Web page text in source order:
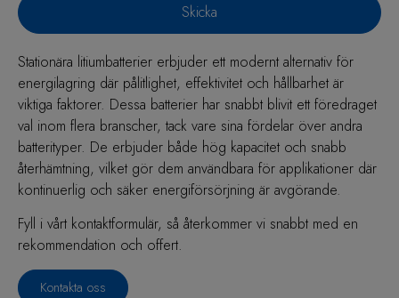
Skicka
Kontakta oss
Stationära litiumbatterier erbjuder ett modernt alternativ för
energilagring där pålitlighet, effektivitet och hållbarhet är
viktiga faktorer. Dessa batterier har snabbt blivit ett föredraget
val inom flera branscher, tack vare sina fördelar över andra
batterityper. De erbjuder både hög kapacitet och snabb
återhämtning, vilket gör dem användbara för applikationer där
kontinuerlig och säker energiförsörjning är avgörande.
Fyll i vårt kontaktformulär, så återkommer vi snabbt med en
rekommendation och offert.